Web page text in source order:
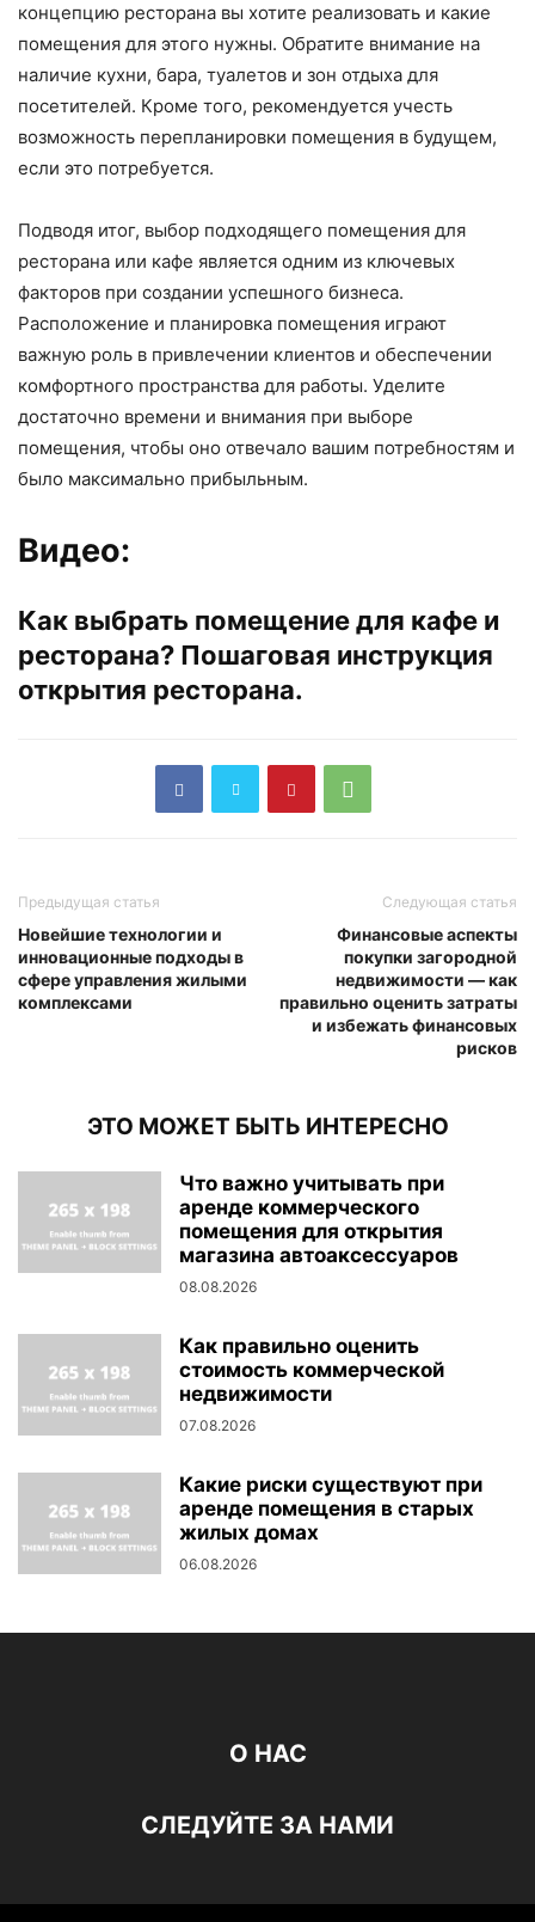
концепцию ресторана вы хотите реализовать и какие
помещения для этого нужны. Обратите внимание на
наличие кухни, бара, туалетов и зон отдыха для
посетителей. Кроме того, рекомендуется учесть
возможность перепланировки помещения в будущем,
если это потребуется.
Подводя итог, выбор подходящего помещения для
ресторана или кафе является одним из ключевых
факторов при создании успешного бизнеса.
Расположение и планировка помещения играют
важную роль в привлечении клиентов и обеспечении
комфортного пространства для работы. Уделите
достаточно времени и внимания при выборе
помещения, чтобы оно отвечало вашим потребностям и
было максимально прибыльным.
Видео:
Как выбрать помещение для кафе и
ресторана? Пошаговая инструкция
открытия ресторана.
Предыдущая статья
Новейшие технологии и
инновационные подходы в
сфере управления жилыми
комплексами
Следующая статья
Финансовые аспекты
покупки загородной
недвижимости — как
правильно оценить затраты
и избежать финансовых
рисков
ЭТО МОЖЕТ БЫТЬ ИНТЕРЕСНО
Что важно учитывать при
аренде коммерческого
помещения для открытия
магазина автоаксессуаров
08.08.2026
Как правильно оценить
стоимость коммерческой
недвижимости
07.08.2026
Какие риски существуют при
аренде помещения в старых
жилых домах
06.08.2026
О НАС
СЛЕДУЙТЕ ЗА НАМИ